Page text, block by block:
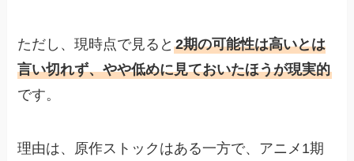
ただし、現時点で見ると2期の可能性は高いとは
言い切れず、やや低めに見ておいたほうが現実的
です。
理由は、原作ストックはある一方で、アニメ1期